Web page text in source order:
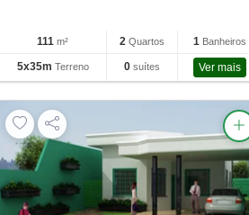
111 m² 2 Quartos 1 Banheiros
5x35m Terreno 0 suítes Ver mais